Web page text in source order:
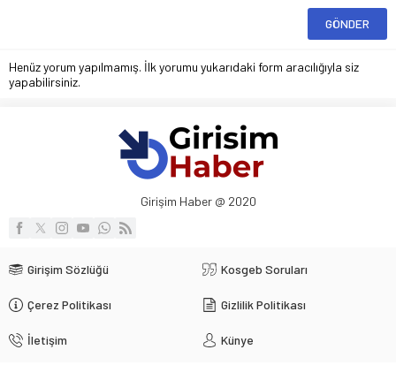
Henüz yorum yapılmamış. İlk yorumu yukarıdaki form aracılığıyla siz
yapabilirsiniz.
Girişim Haber @ 2020
Girişim Sözlüğü Kosgeb Soruları
Çerez Politikası Gizlilik Politikası
İletişim Künye